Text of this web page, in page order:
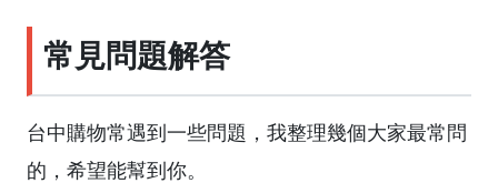
常見問題解答
台中購物常遇到一些問題，我整理幾個大家最常問
的，希望能幫到你。